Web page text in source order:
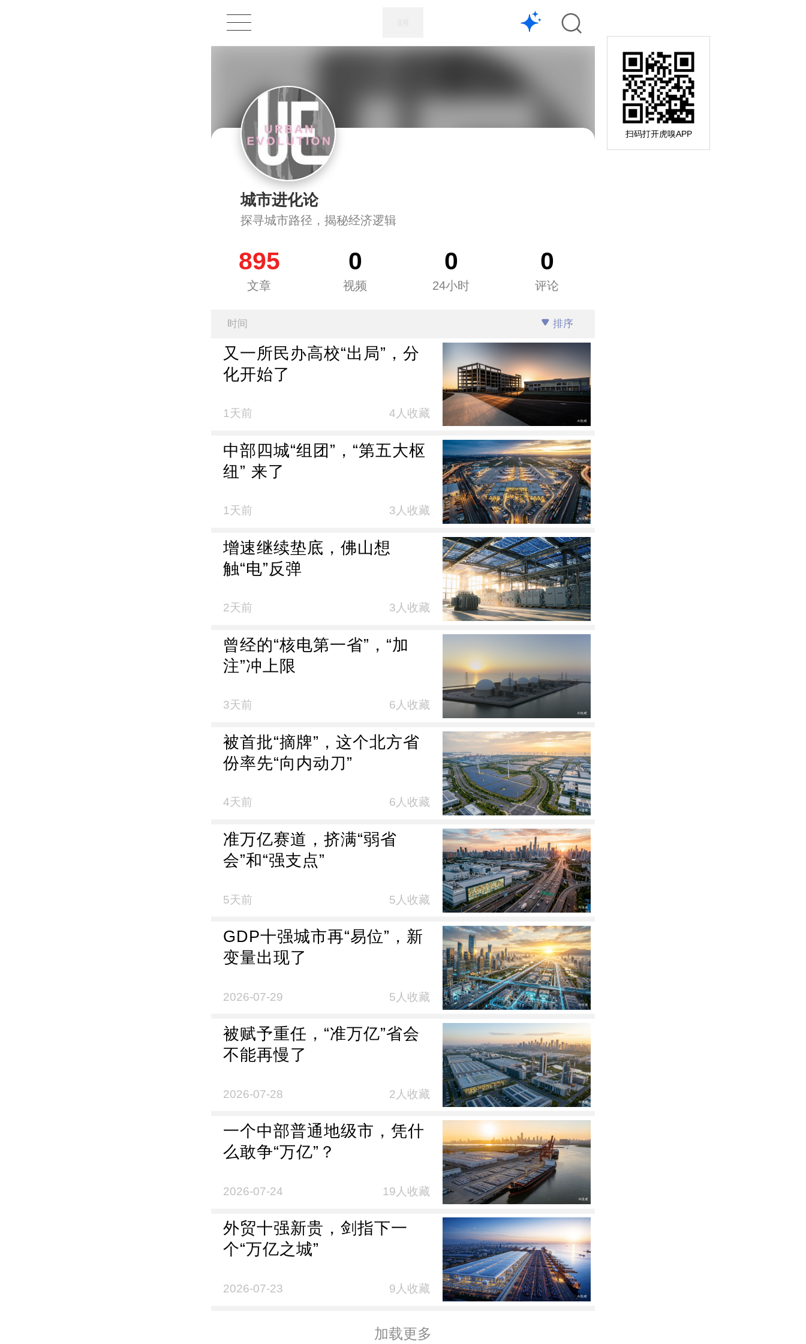
扫码打开虎嗅APP
城市进化论
探寻城市路径，揭秘经济逻辑
895
文章
0
视频
0
24小时
0
评论
时间 排序
又一所民办高校“出局”，分
化开始了
1天前 4人收藏
中部四城“组团”，“第五大枢
纽” 来了
1天前 3人收藏
增速继续垫底，佛山想
触“电”反弹
2天前 3人收藏
曾经的“核电第一省”，“加
注”冲上限
3天前 6人收藏
被首批“摘牌”，这个北方省
份率先“向内动刀”
4天前 6人收藏
准万亿赛道，挤满“弱省
会”和“强支点”
5天前 5人收藏
GDP十强城市再“易位”，新
变量出现了
2026-07-29 5人收藏
被赋予重任，“准万亿”省会
不能再慢了
2026-07-28 2人收藏
一个中部普通地级市，凭什
么敢争“万亿”？
2026-07-24 19人收藏
外贸十强新贵，剑指下一
个“万亿之城”
2026-07-23 9人收藏
加载更多